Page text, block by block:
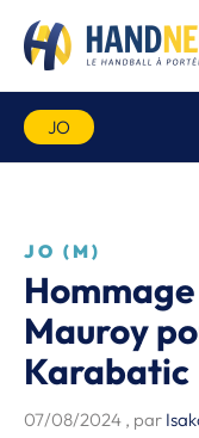
JO
JO (M)
Mauroy
Karabatic
07/08/2024 , par